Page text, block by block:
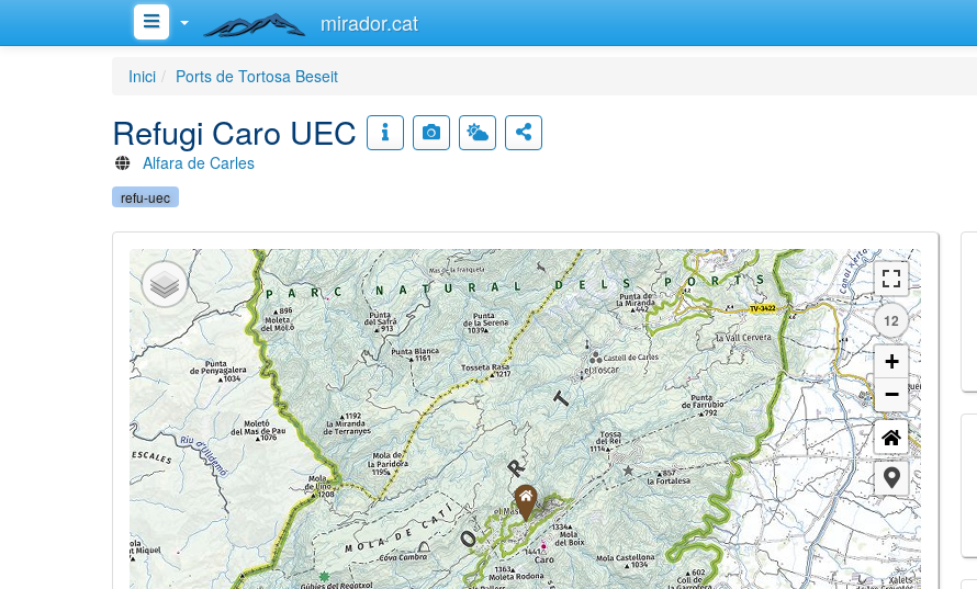
mirador.cat
Inici Ports de Tortosa Beseit
Refugi Caro UEC
Alfara de Carles
refu-uec
12
+
−